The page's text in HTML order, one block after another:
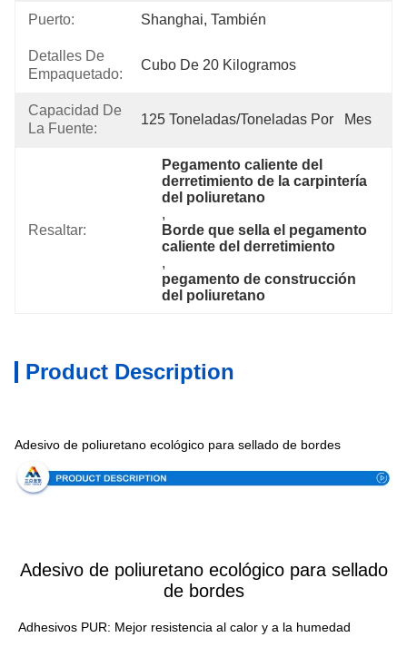
Puerto: Shanghai, También
Detalles De
Empaquetado:
Cubo De 20 Kilogramos
Capacidad De
La Fuente:
125 Toneladas/toneladas Por   Mes
Resaltar:
Pegamento caliente del
derretimiento de la carpintería
del poliuretano
,
Borde que sella el pegamento
caliente del derretimiento
,
pegamento de construcción
del poliuretano
Product Description
Adesivo de poliuretano ecológico para sellado de bordes
Adesivo de poliuretano ecológico para sellado
de bordes
Adhesivos PUR: Mejor resistencia al calor y a la humedad